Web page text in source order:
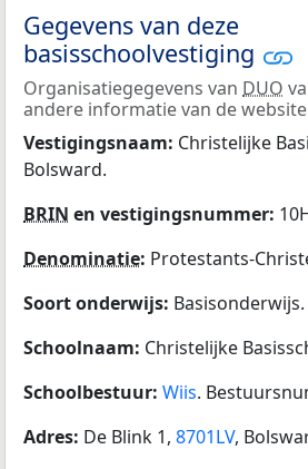
Gegevens van deze
basisschoolvestiging
Organisatiegegevens van DUO
andere informatie van de
Vestigingsnaam: Christelijke
Bolsward.
BRIN en vestigingsnummer:
Denominatie: Protestants-
Soort onderwijs: Basisonderwijs.
Schoolnaam: Christelijke
Schoolbestuur: Wiis.
Adres: De Blink 1, 8701LV,